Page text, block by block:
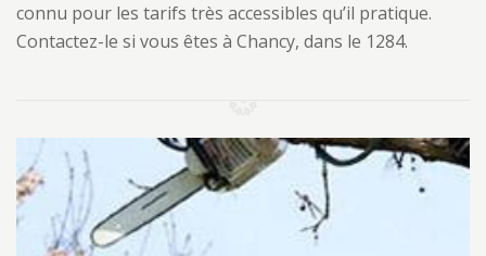
connu pour les tarifs très accessibles qu’il pratique.
Contactez-le si vous êtes à Chancy, dans le 1284.